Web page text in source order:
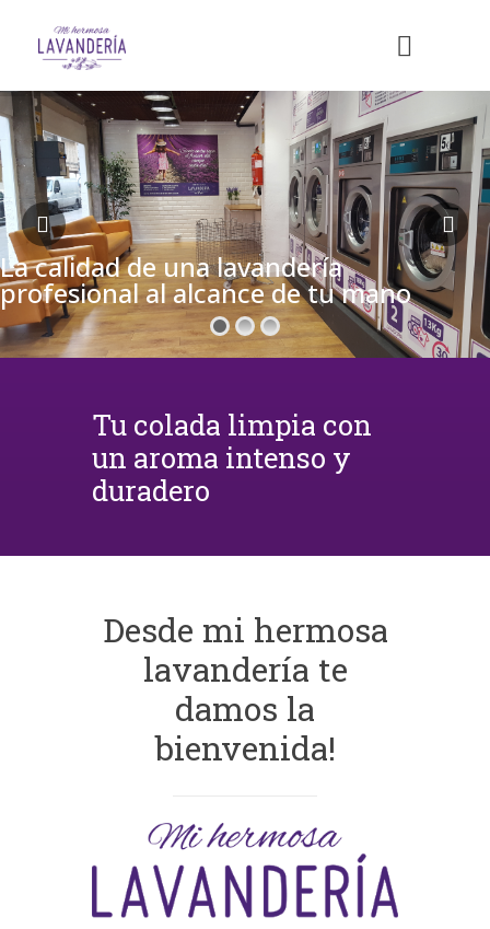
La calidad de una lavandería
profesional al alcance de tu mano
Tu colada limpia con
un aroma intenso y
duradero
Desde mi hermosa
lavandería te
damos la
bienvenida!